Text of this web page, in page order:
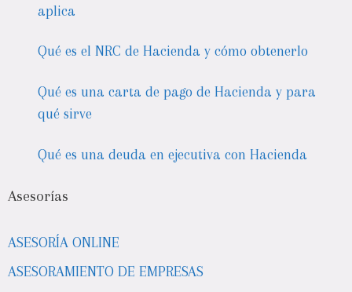
aplica
Qué es el NRC de Hacienda y cómo obtenerlo
Qué es una carta de pago de Hacienda y para
qué sirve
Qué es una deuda en ejecutiva con Hacienda
Asesorías
ASESORÍA ONLINE
ASESORAMIENTO DE EMPRESAS